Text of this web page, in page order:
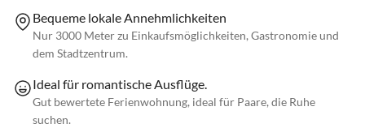
Bequeme lokale Annehmlichkeiten
Nur 3000 Meter zu Einkaufsmöglichkeiten, Gastronomie und
dem Stadtzentrum.
Ideal für romantische Ausflüge.
Gut bewertete Ferienwohnung, ideal für Paare, die Ruhe
suchen.